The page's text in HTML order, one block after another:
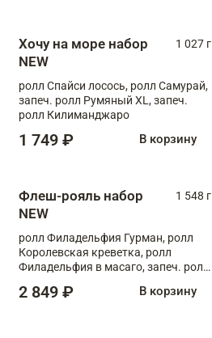
Хочу на море набор
NEW
1 027 г
ролл Спайси лосось, ролл Самурай,
запеч. ролл Румяный XL, запеч.
ролл Килиманджаро
1 749 ₽ В корзину
Флеш-рояль набор
NEW
1 548 г
ролл Филадельфия Гурман, ролл
Королевская креветка, ролл
Филадельфия в масаго, запеч. ролл
Тигровая креветка с моцареллой,
2 849 ₽ В корзину